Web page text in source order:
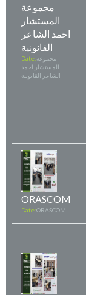
مجموعة
المستشار
احمد الشاعر
القانونية
Date:مجموعة
المستشار احمد
الشاعر القانونية
ORASCOM
Date:ORASCOM